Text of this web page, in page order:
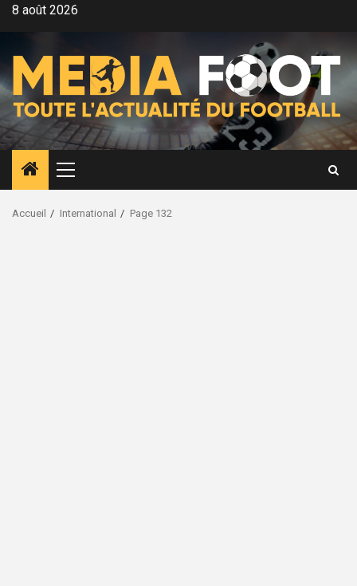
Aller8 août 2026
Menu
principal
Accueil International Page 132